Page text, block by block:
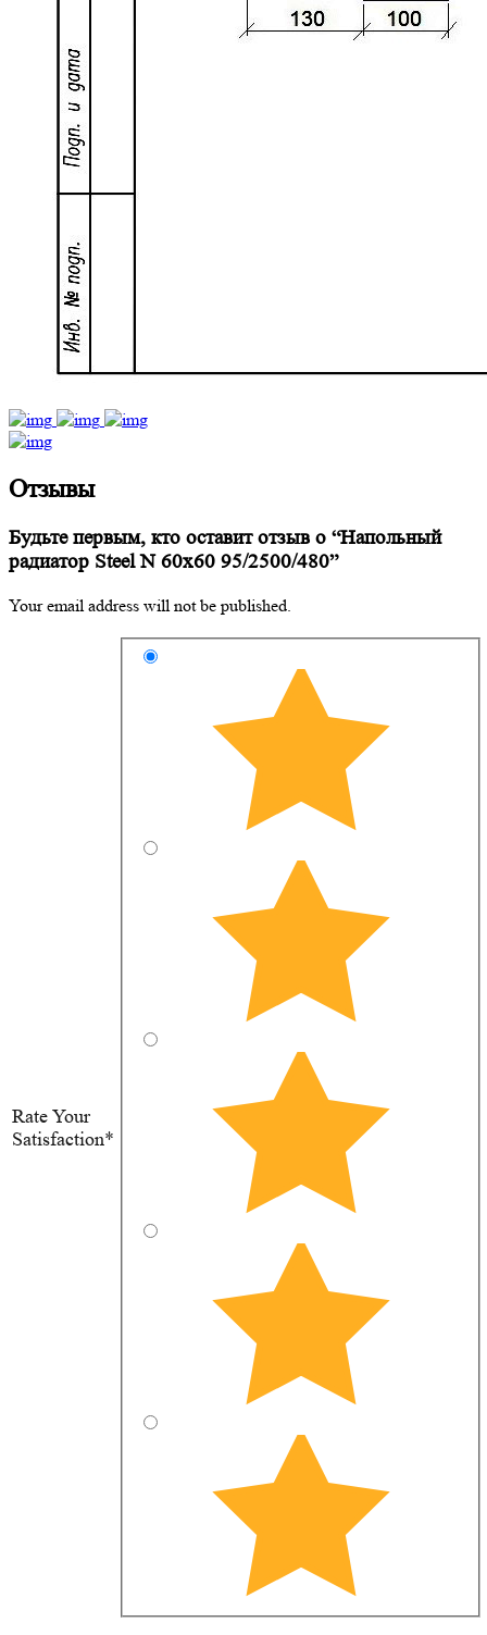
Отзывы
Будьте первым, кто оставит отзыв о “Напольный
радиатор Steel N 60х60 95/2500/480”
Your email address will not be published.
Rate Your
Satisfaction*